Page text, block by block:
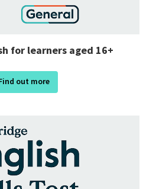
for learners aged 16+
out more